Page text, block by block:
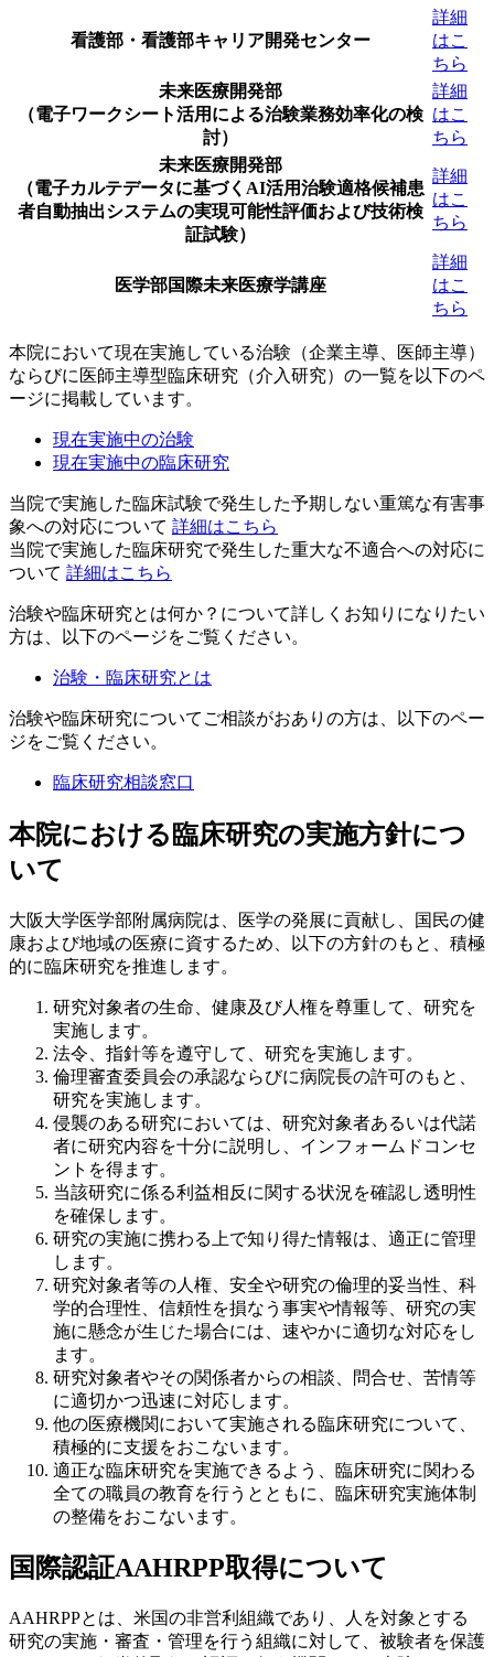
看護部・看護部キャリア開発センター
詳細
はこ
ちら
未来医療開発部
（電子ワークシート活用による治験業務効率化の検
討）
詳細
はこ
ちら
未来医療開発部
（電子カルテデータに基づくAI活用治験適格候補患
者自動抽出システムの実現可能性評価および技術検
証試験）
詳細
はこ
ちら
医学部国際未来医療学講座
詳細
はこ
ちら
本院において現在実施している治験（企業主導、医師主導）
ならびに医師主導型臨床研究（介入研究）の一覧を以下のペ
ージに掲載しています。
現在実施中の治験
現在実施中の臨床研究
当院で実施した臨床試験で発生した予期しない重篤な有害事
象への対応について 詳細はこちら
当院で実施した臨床研究で発生した重大な不適合への対応に
ついて 詳細はこちら
治験や臨床研究とは何か？について詳しくお知りになりたい
方は、以下のページをご覧ください。
治験・臨床研究とは
治験や臨床研究についてご相談がおありの方は、以下のペー
ジをご覧ください。
臨床研究相談窓口
本院における臨床研究の実施方針につ
いて
大阪大学医学部附属病院は、医学の発展に貢献し、国民の健
康および地域の医療に資するため、以下の方針のもと、積極
的に臨床研究を推進します。
研究対象者の生命、健康及び人権を尊重して、研究を
実施します。
法令、指針等を遵守して、研究を実施します。
倫理審査委員会の承認ならびに病院長の許可のもと、
研究を実施します。
侵襲のある研究においては、研究対象者あるいは代諾
者に研究内容を十分に説明し、インフォームドコンセ
ントを得ます。
当該研究に係る利益相反に関する状況を確認し透明性
を確保します。
研究の実施に携わる上で知り得た情報は、適正に管理
します。
研究対象者等の人権、安全や研究の倫理的妥当性、科
学的合理性、信頼性を損なう事実や情報等、研究の実
施に懸念が生じた場合には、速やかに適切な対応をし
ます。
研究対象者やその関係者からの相談、問合せ、苦情等
に適切かつ迅速に対応します。
他の医療機関において実施される臨床研究について、
積極的に支援をおこないます。
適正な臨床研究を実施できるよう、臨床研究に関わる
全ての職員の教育を行うとともに、臨床研究実施体制
の整備をおこないます。
国際認証AAHRPP取得について
AAHRPPとは、米国の非営利組織であり、人を対象とする
研究の実施・審査・管理を行う組織に対して、被験者を保護